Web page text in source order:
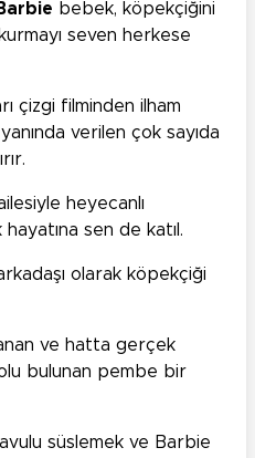
bebek, köpekçiğini
seven herkese
çizgi filminden ilham
verilen çok sayıda
heyecanlı
sen de katıl.
olarak köpekçiği
ve hatta gerçek
bulunan pembe bir
süslemek ve Barbie